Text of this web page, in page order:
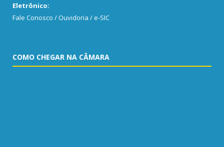
Eletrônico:
Fale Conosco / Ouvidoria / e-SIC
COMO CHEGAR NA CÂMARA